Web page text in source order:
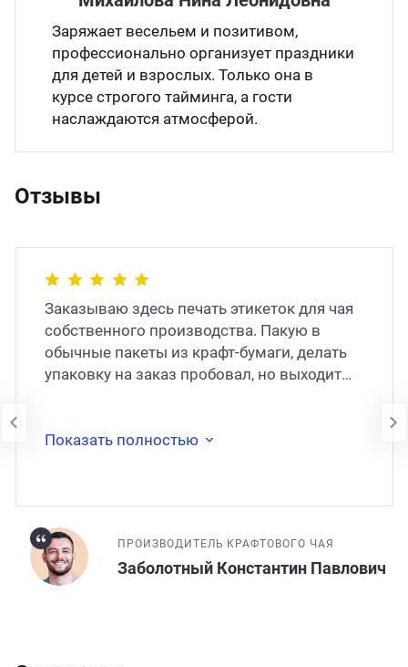
Заряжает весельем и позитивом,
профессионально организует праздники
для детей и взрослых. Только она в
курсе строгого тайминга, а гости
наслаждаются атмосферой.
Отзывы
Заказываю здесь печать этикеток для чая
собственного производства. Пакую в
обычные пакеты из крафт-бумаги, делать
упаковку на заказ пробовал, но выходит
Показать полностью
ПРОИЗВОДИТЕЛЬ КРАФТОВОГО ЧАЯ
Заболотный Константин Павлович